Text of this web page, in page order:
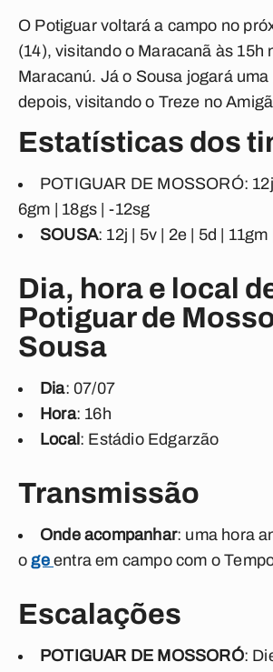
O Potiguar voltará a campo no
(14), visitando o Maracanã às 15h
Maracanú. Já o Sousa jogará
depois, visitando o Treze no
Estatísticas dos
POTIGUAR DE MOSSORÓ: 12j
6gm | 18gs | -12sg
SOUSA: 12j | 5v | 2e | 5d |
Dia, hora e local
Potiguar de
Sousa
Dia: 07/07
Hora: 16h
Local : Estádio Edgarzão
Transmissão
Onde acompanhar: uma hora
ogeentra em campo com o
Escalações
POTIGUAR DE MOSSORÓ: